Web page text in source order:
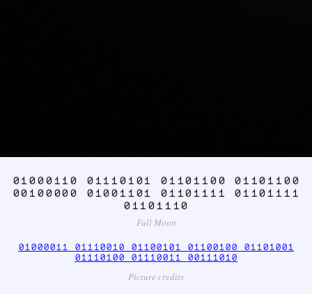
01000110 01110101 01101100 01101100
00100000 01001101 01101111 01101111
01101110
Full Moon
01000011 01110010 01100101 01100100 01101001
01110100 01110011 00111010
Picture credits